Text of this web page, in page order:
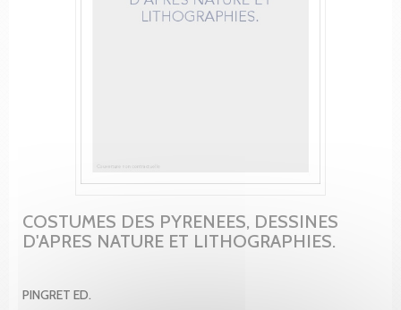
COSTUMES DES PYRENEES, DESSINES
D'APRES NATURE ET LITHOGRAPHIES.
PINGRET ED.